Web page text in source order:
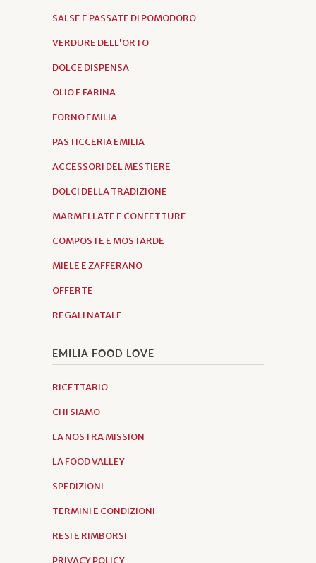
SALSE E PASSATE DI POMODORO
VERDURE DELL'ORTO
DOLCE DISPENSA
OLIO E FARINA
FORNO EMILIA
PASTICCERIA EMILIA
ACCESSORI DEL MESTIERE
DOLCI DELLA TRADIZIONE
MARMELLATE E CONFETTURE
COMPOSTE E MOSTARDE
MIELE E ZAFFERANO
OFFERTE
REGALI NATALE
EMILIA FOOD LOVE
RICETTARIO
CHI SIAMO
LA NOSTRA MISSION
LA FOOD VALLEY
SPEDIZIONI
TERMINI E CONDIZIONI
RESI E RIMBORSI
PRIVACY POLICY